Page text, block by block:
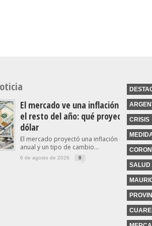
El mercado ve una inflación a la baja
el resto del año: qué proyecta para el
dólar
El mercado proyectó una inflación menor al
anual y un tipo de cambio...
6 de agosto de 2026 0
CRISIS
SALUD